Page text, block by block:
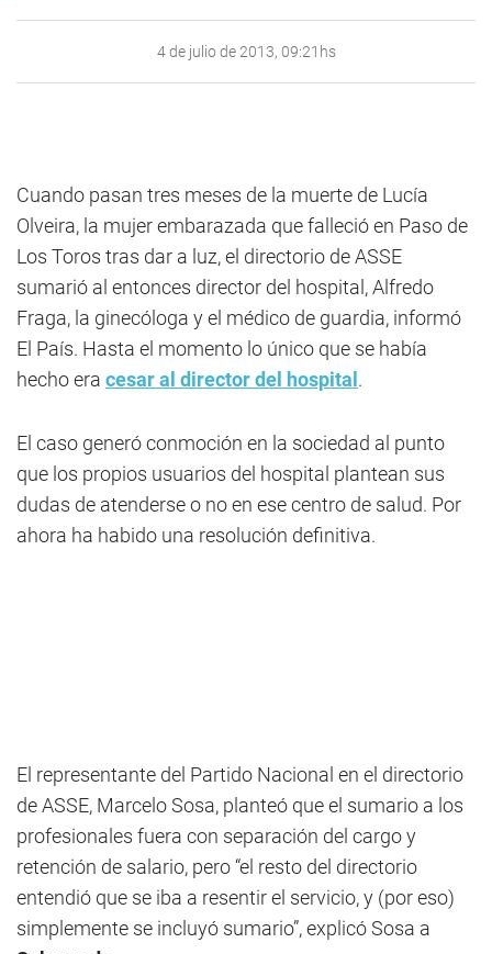
4 de julio de 2013, 09:21hs
Cuando pasan tres meses de la muerte de Lucía
Olveira, la mujer embarazada que falleció en Paso de
Los Toros tras dar a luz, el directorio de ASSE
sumarió al entonces director del hospital, Alfredo
Fraga, la ginecóloga y el médico de guardia, informó
El País. Hasta el momento lo único que se había
hecho era cesar al director del hospital .
El caso generó conmoción en la sociedad al punto
que los propios usuarios del hospital plantean sus
dudas de atenderse o no en ese centro de salud. Por
ahora ha habido una resolución definitiva.
El representante del Partido Nacional en el directorio
de ASSE, Marcelo Sosa, planteó que el sumario a los
profesionales fuera con separación del cargo y
retención de salario, pero “el resto del directorio
entendió que se iba a resentir el servicio, y (por eso)
simplemente se incluyó sumario”, explicó Sosa a